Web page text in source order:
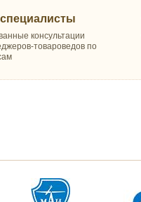
консультации
товароведов по